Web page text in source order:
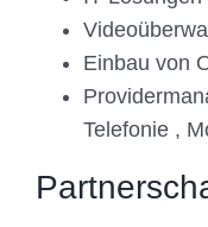
Einbau von
Telefonie ,